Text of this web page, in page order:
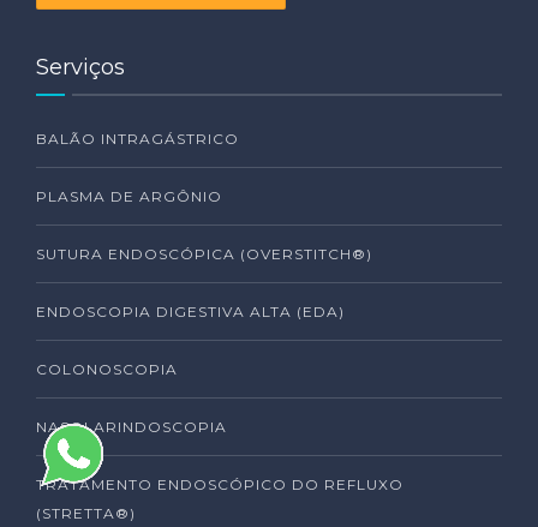
Serviços
BALÃO INTRAGÁSTRICO
PLASMA DE ARGÔNIO
SUTURA ENDOSCÓPICA (OVERSTITCH®)
ENDOSCOPIA DIGESTIVA ALTA (EDA)
COLONOSCOPIA
NASOLARINDOSCOPIA
TRATAMENTO ENDOSCÓPICO DO REFLUXO
(STRETTA®)